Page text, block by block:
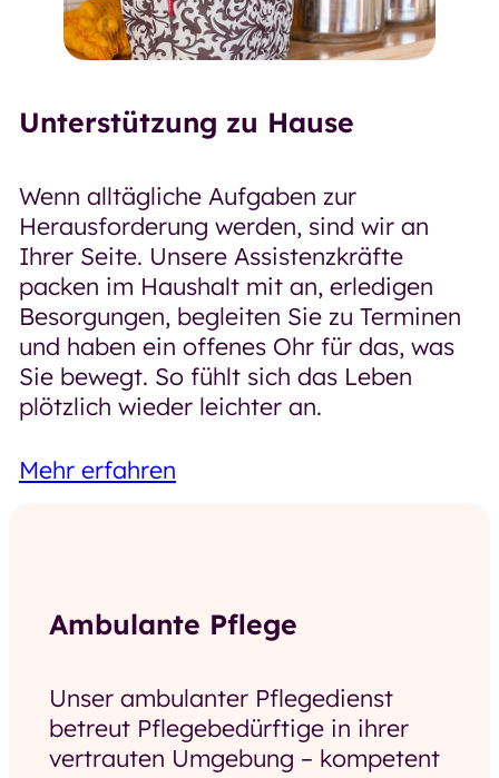
Unterstützung zu Hause
Wenn alltägliche Aufgaben zur
Herausforderung werden, sind wir an
Ihrer Seite. Unsere Assistenzkräfte
packen im Haushalt mit an, erledigen
Besorgungen, begleiten Sie zu Terminen
und haben ein offenes Ohr für das, was
Sie bewegt. So fühlt sich das Leben
plötzlich wieder leichter an.
Mehr erfahren
Ambulante Pflege
Unser ambulanter Pflegedienst
betreut Pflegebedürftige in ihrer
vertrauten Umgebung – kompetent